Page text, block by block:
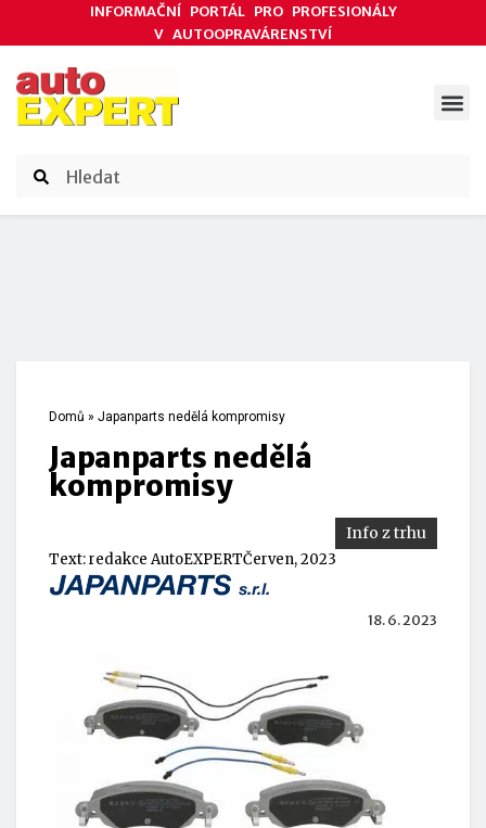
INFORMAČNÍ PORTÁL PRO PROFESIONÁLY
V AUTOOPRAVÁRENSTVÍ
Domů » Japanparts nedělá kompromisy
Japanparts nedělá
kompromisy
Info z trhu
Text:redakce AutoEXPERTČerven, 2023
18. 6. 2023